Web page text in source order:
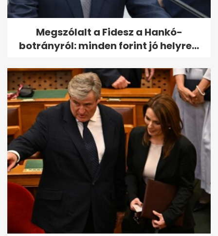
Megszólalt a Fidesz a Hankó-
botrányról: minden forint jó helyre...